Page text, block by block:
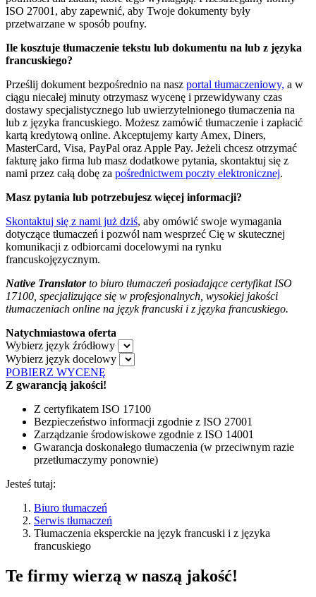
ISO 27001, aby zapewnić, aby Twoje dokumenty były
przetwarzane w sposób poufny.
Ile kosztuje tłumaczenie tekstu lub dokumentu na lub z języka
francuskiego?
Prześlij dokument bezpośrednio na nasz portal tłumaczeniowy, a w
ciągu niecałej minuty otrzymasz wycenę i przewidywany czas
dostawy specjalistycznego lub uwierzytelnionego tłumaczenia na
lub z języka francuskiego. Możesz zamówić tłumaczenie i zapłacić
kartą kredytową online. Akceptujemy karty Amex, Diners,
MasterCard, Visa, PayPal oraz Apple Pay. Jeżeli chcesz otrzymać
fakturę jako firma lub masz dodatkowe pytania, skontaktuj się z
nami przez całą dobę za pośrednictwem poczty elektronicznej.
Masz pytania lub potrzebujesz więcej informacji?
Skontaktuj się z nami już dziś, aby omówić swoje wymagania
dotyczące tłumaczeń i pozwól nam wesprzeć Cię w skutecznej
komunikacji z odbiorcami docelowymi na rynku
francuskojęzycznym.
Native Translatorto biuro tłumaczeń posiadające certyfikat ISO
17100, specjalizujące się w profesjonalnych, wysokiej jakości
tłumaczeniach online na język francuski i z języka francuskiego.
Natychmiastowa oferta
Wybierz język źródłowy
Wybierz język docelowy
POBIERZ WYCENĘ
Z gwarancją jakości!
Z certyfikatem ISO 17100
Bezpieczeństwo informacji zgodnie z ISO 27001
Zarządzanie środowiskowe zgodnie z ISO 14001
Gwarancja doskonałego tłumaczenia (w przeciwnym razie
przetłumaczymy ponownie)
Jesteś tutaj:
Biuro tłumaczeń
Serwis tłumaczeń
Tłumaczenia eksperckie na język francuski i z języka
francuskiego
Te firmy wierzą w naszą jakość!